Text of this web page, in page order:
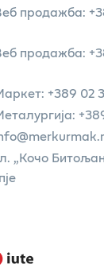
продажба:
продажба:
+389 02
„Кочо